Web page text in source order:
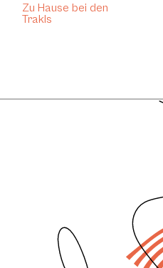
Zu Hause bei den
Trakls